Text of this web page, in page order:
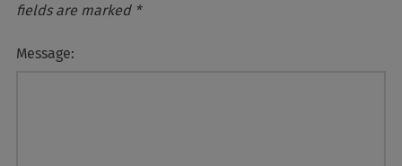
fields are marked *
Message: